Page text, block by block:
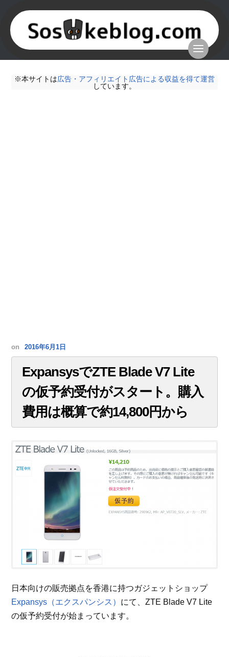
※本サイトは広告・アフィリエイト広告による収益を得て運営
しています。
on 2016年6月1日
ExpansysでZTE Blade V7 Lite
の仮予約受付がスタート。購入
費用は概算で約14,800円から
日本向けの販売拠点を香港に持つガジェットショップ
Expansys（エクスパンシス） にて、ZTE Blade V7 Lite
の仮予約受付が始まっています。